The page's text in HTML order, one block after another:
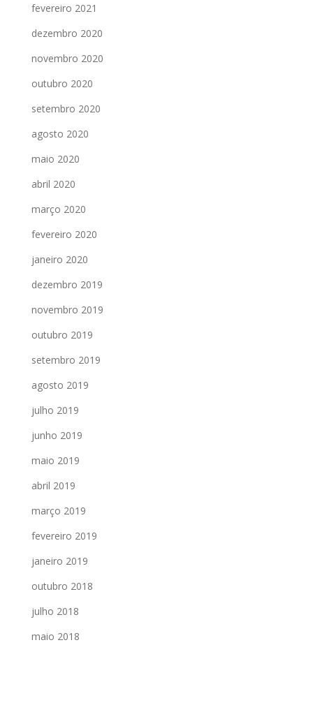
fevereiro 2021
dezembro 2020
novembro 2020
outubro 2020
setembro 2020
agosto 2020
maio 2020
abril 2020
março 2020
fevereiro 2020
janeiro 2020
dezembro 2019
novembro 2019
outubro 2019
setembro 2019
agosto 2019
julho 2019
junho 2019
maio 2019
abril 2019
março 2019
fevereiro 2019
janeiro 2019
outubro 2018
julho 2018
maio 2018